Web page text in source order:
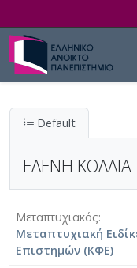
Default
ΕΛΕΝΗ ΚΟΛΛΙΑ
Μεταπτυχιακός
Μεταπτυχιακή
Επιστημών (ΚΦΕ)